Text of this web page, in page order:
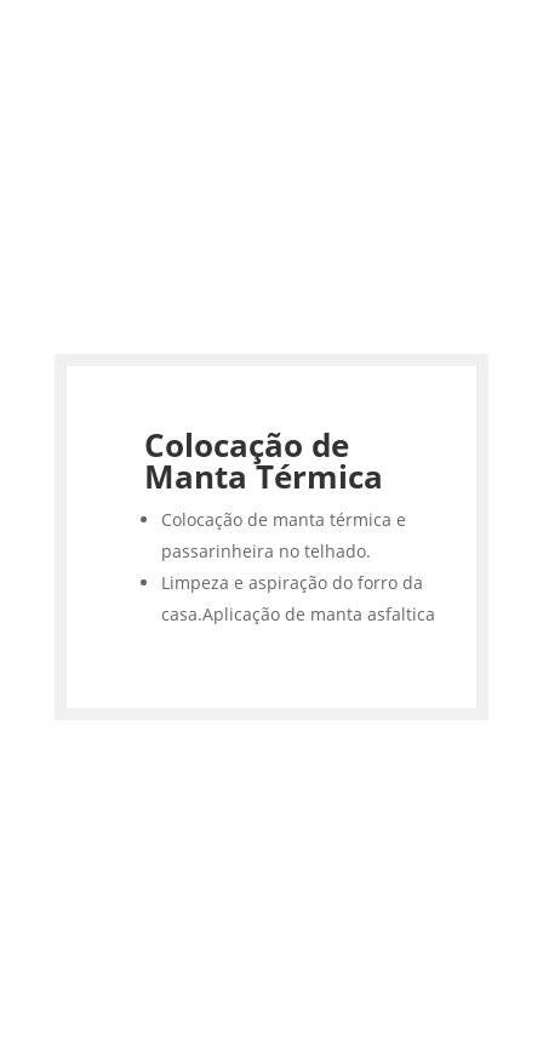
Colocação de
Manta Térmica
Colocação de manta térmica e
passarinheira no telhado.
Limpeza e aspiração do forro da
casa.Aplicação de manta asfaltica